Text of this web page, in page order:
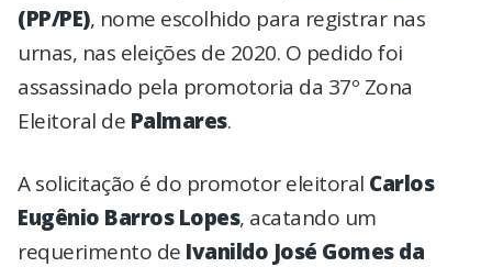
(PP/PE), nome escolhido para registrar nas
urnas, nas eleições de 2020. O pedido foi
assassinado pela promotoria da 37º Zona
Eleitoral de Palmares.
A solicitação é do promotor eleitoral Carlos
Eugênio Barros Lopes, acatando um
requerimento de Ivanildo José Gomes da